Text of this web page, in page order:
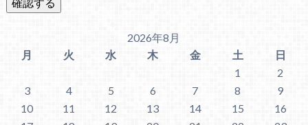
2026年8月
月
火 水 木 金 土
日
1
2
3
4 5 6 7 8
9
10
11 12 13 14 15
16